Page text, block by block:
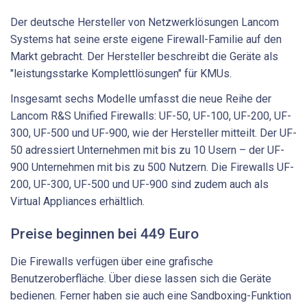
Der deutsche Hersteller von Netzwerklösungen Lancom
Systems hat seine erste eigene Firewall-Familie auf den
Markt gebracht. Der Hersteller beschreibt die Geräte als
"leistungsstarke Komplettlösungen" für KMUs.
Insgesamt sechs Modelle umfasst die neue Reihe der
Lancom R&S Unified Firewalls: UF-50, UF-100, UF-200, UF-
300, UF-500 und UF-900, wie der Hersteller mitteilt. Der UF-
50 adressiert Unternehmen mit bis zu 10 Usern – der UF-
900 Unternehmen mit bis zu 500 Nutzern. Die Firewalls UF-
200, UF-300, UF-500 und UF-900 sind zudem auch als
Virtual Appliances erhältlich.
Preise beginnen bei 449 Euro
Die Firewalls verfügen über eine grafische
Benutzeroberfläche. Über diese lassen sich die Geräte
bedienen. Ferner haben sie auch eine Sandboxing-Funktion